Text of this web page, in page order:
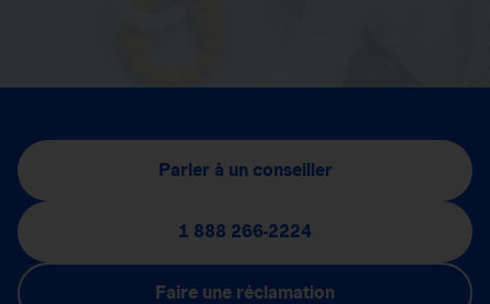
Parler à un conseiller
1 888 266-2224
Faire une réclamation